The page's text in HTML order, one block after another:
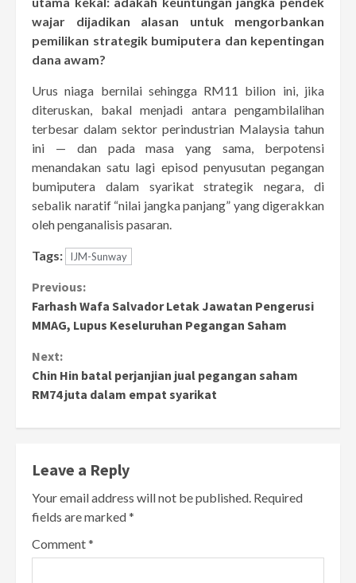
wajar dijadikan alasan untuk mengorbankan
pemilikan strategik bumiputera dan kepentingan
dana awam?
Urus niaga bernilai sehingga RM11 bilion ini, jika
diteruskan, bakal menjadi antara pengambilalihan
terbesar dalam sektor perindustrian Malaysia tahun
ini — dan pada masa yang sama, berpotensi
menandakan satu lagi episod penyusutan pegangan
bumiputera dalam syarikat strategik negara, di
sebalik naratif “nilai jangka panjang” yang digerakkan
oleh penganalisis pasaran.
Tags: IJM-Sunway
Continue
Reading
Previous:
Farhash Wafa Salvador Letak Jawatan Pengerusi
MMAG, Lupus Keseluruhan Pegangan Saham
Next:
Chin Hin batal perjanjian jual pegangan saham
RM74 juta dalam empat syarikat
Leave a Reply
Your email address will not be published. Required
fields are marked*
Comment*